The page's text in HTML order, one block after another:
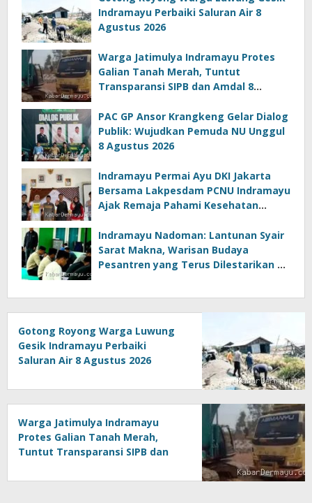
Indramayu Perbaiki Saluran Air 8
Agustus 2026
Warga Jatimulya Indramayu Protes
Galian Tanah Merah, Tuntut
Transparansi SIPB dan Amdal 8
PAC GP Ansor Krangkeng Gelar Dialog
Publik: Wujudkan Pemuda NU Unggul
8 Agustus 2026
Indramayu Permai Ayu DKI Jakarta
Bersama Lakpesdam PCNU Indramayu
Ajak Remaja Pahami Kesehatan
Indramayu Nadoman: Lantunan Syair
Sarat Makna, Warisan Budaya
Pesantren yang Terus Dilestarikan di
Gotong Royong Warga Luwung
Gesik Indramayu Perbaiki
Saluran Air 8 Agustus 2026
Warga Jatimulya Indramayu
Protes Galian Tanah Merah,
Tuntut Transparansi SIPB dan